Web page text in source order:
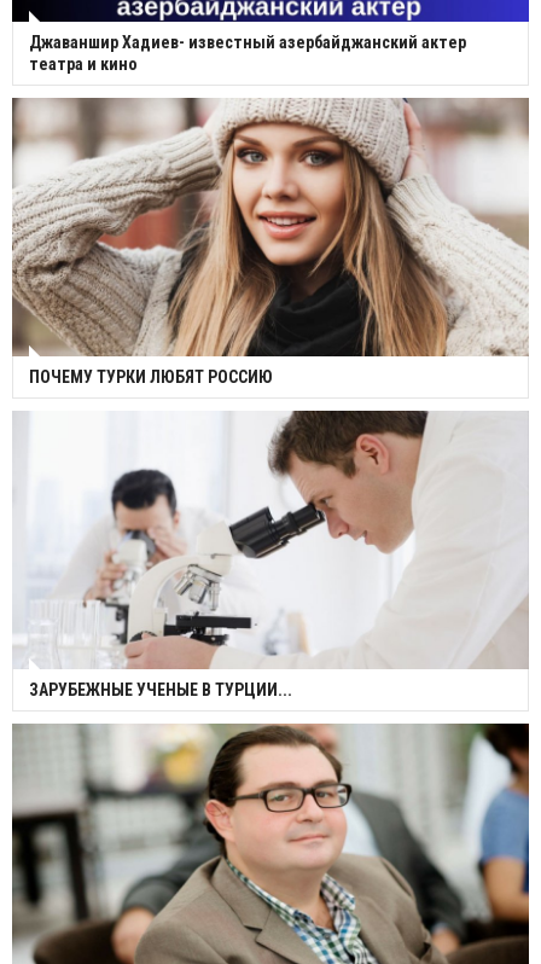
Джаваншир Хадиев- известный азербайджанский актер
театра и кино
ПОЧЕМУ ТУРКИ ЛЮБЯТ РОССИЮ
ЗАРУБЕЖНЫЕ УЧЕНЫЕ В ТУРЦИИ...